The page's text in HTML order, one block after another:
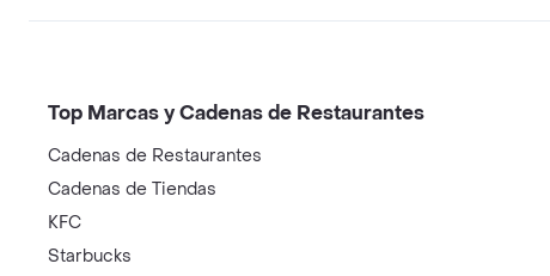
Top Marcas y Cadenas de Restaurantes
Cadenas de Restaurantes
Cadenas de Tiendas
KFC
Starbucks